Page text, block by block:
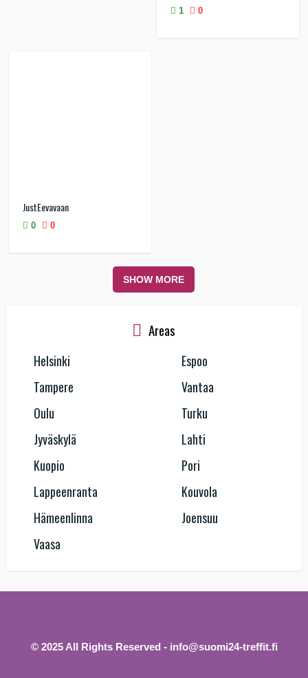
1 0
JustEevavaan
0 0
SHOW MORE
Areas
Helsinki
Espoo
Tampere
Vantaa
Oulu
Turku
Jyväskylä
Lahti
Kuopio
Pori
Lappeenranta
Kouvola
Hämeenlinna
Joensuu
Vaasa
© 2025 All Rights Reserved - info@suomi24-treffit.fi